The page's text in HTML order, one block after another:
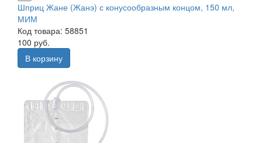
Шприц Жане (Жанэ) с конусообразным концом, 150 мл,
МИМ
Код товара: 58851
100 руб.
В корзину